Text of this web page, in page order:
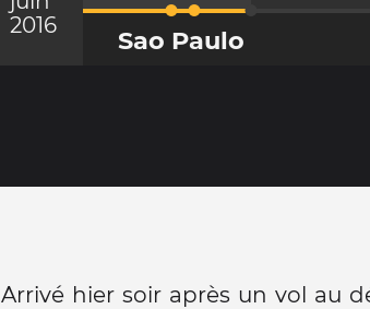
2016
Sao Paulo
Arrivé hier soir après un vol au